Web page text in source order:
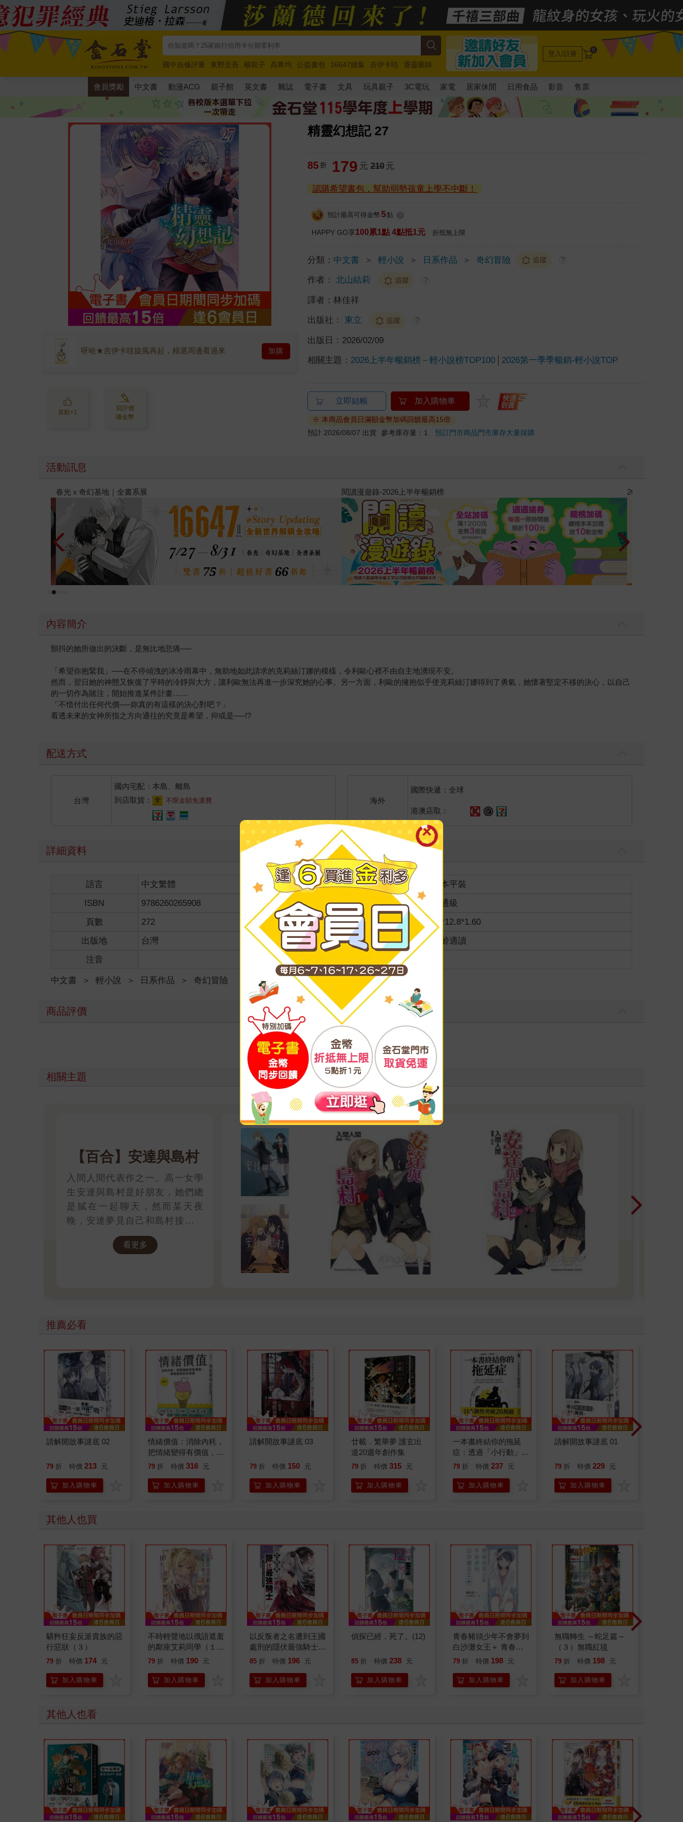
國中自修評量 東野圭吾 楊双子 高希均 公益書包 16647續集 吉伊卡哇
通靈藥師
唯紅花綻放
奧德賽 路邊攤新作 馬斯克 玩具總動員5 超慢跑
登入/註冊 0
會員獎勵 中文書 動漫ACG 親子館 英文書 雜誌 電子書 文具 玩具親子 3C電玩 家電 居家休閒 日用食品 影音 售票
精靈幻想記 27
呀哈★吉伊卡哇旋風再起，精選周邊看過來 加購
喜歡+1
寫評價
賺金幣
85 折 179 元 210 元
認購希望書包，幫助弱勢孩童上學不中斷！
預計最高可得金幣 5 點
HAPPY GO享100累1點 4點抵1元 折抵無上限
分類： 中文書 ＞ 輕小說 ＞ 日系作品 ＞ 奇幻冒險 追蹤 ?
作者： 北山結莉 追蹤 ?
譯者：林佳祥
出版社： 東立 追蹤 ?
出版日： 2026/02/09
相關主題： 2026上半年暢銷榜－輕小說榜TOP100 2026第一季季暢銷-輕小說TOP
立即結帳 加入購物車
※ 本商品會員日滿額金幣加碼回饋最高15倍
預計 2026/08/07 出貨 參考庫存量：1預訂門市商品門市庫存大量採購
活動訊息
2026金石堂暑假漫博〈你好，我吃一點〉第二波
原本只是跟全校第一美少女商量彼此摯友的戀愛煩惱，不知不覺間她竟成為我最親近
的存在（１）
台灣角川2026
內容簡介
顫抖的她所做出的決斷，是無比地悲痛──
「希望你抱緊我」──在不停傾洩的冰冷雨幕中，無助地如此請求的克莉絲汀娜的模樣，令利歐心裡不由自主地湧現不安。
然而，翌日她的神態又恢復了平時的冷靜與大方，讓利歐無法再進一步深究她的心事。另一方面，利歐的擁抱似乎使克莉絲汀娜得到了勇氣，她懷著堅定不移的決心，以自己
的一切作為賭注，開始推進某件計畫……
「不惜付出任何代價──妳真的有這樣的決心對吧？」
看透未來的女神所指之方向通往的究竟是希望，抑或是──!?
配送方式
台灣
國內宅配：本島、離島
到店取貨：
不限金額免運費 海外
國際快遞：全球
港澳店取：
詳細資料
語言 中文繁體 裝訂
紙本平裝
ISBN
9786260265908 分級
普通級
頁數
272 商品規格
18*12.8*1.60
出版地
台灣 適讀年齡
全齡適讀
注音
級別
中文書 ＞ 輕小說 ＞ 日系作品 ＞ 奇幻冒險
商品評價
寫評價
相關主題
【百合】安達與島村
入間人間代表作之一。高一女學
生安達與島村是好朋友，她們總
是膩在一起聊天，然而某天夜
晚，安達夢見自己和島村接吻，
因此意識到了一份不一樣的情感!?
看更多
推薦必看
請解開故事謎底 02
79 折 特價 213 元
加入購物車
情緒價值：消除內耗，
把情緒變得有價值，跟
誰都能自在相處
79 折 特價 316 元
加入購物車
請解開故事謎底 03
79 折 特價 150 元
加入購物車
廿載．繁華夢 護玄出
道20週年創作集
79 折 特價 315 元
加入購物車
一本書終結你的拖延
症：透過「小行動」打
開大腦的行動開關，懶
的37個科學方法
79 折 特價 237 元
加入購物車
請解開故事謎底 01
79 折 特價 229 元
加入購物車
其他人也買
驕矜狂妄反派貴族的惡
行惡狀（３）
79 折 特價 174 元
加入購物車
不時輕聲地以俄語遮羞
的鄰座艾莉同學（１
０）
79 折 特價 190 元
加入購物車
以反叛者之名遭到王國
處刑的隱伏最強騎士2
復甦的真正強者在帝國
85 折 特價 196 元
加入購物車
偵探已經，死了。(12)
85 折 特價 238 元
加入購物車
青春豬頭少年不會夢到
白沙灘女王＋ 青春豬
頭少年系列（１６）
79 折 特價 198 元
加入購物車
無職轉生 ～蛇足篇～
（３）無職紅毯
79 折 特價 198 元
加入購物車
其他人也看